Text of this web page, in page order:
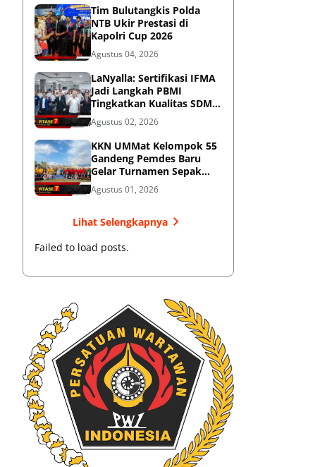
Tim Bulutangkis Polda
NTB Ukir Prestasi di
Kapolri Cup 2026
Agustus 04, 2026
LaNyalla: Sertifikasi IFMA
Jadi Langkah PBMI
Tingkatkan Kualitas SDM
Muaythai
Agustus 02, 2026
KKN UMMat Kelompok 55
Gandeng Pemdes Baru
Gelar Turnamen Sepak
Bola
Agustus 01, 2026
Lihat Selengkapnya
Failed to load posts.